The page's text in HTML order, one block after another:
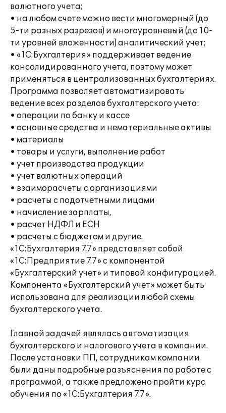
валютного учета;
• на любом счете можно вести многомерный (до
5-ти разных разрезов) и многоуровневый (до 10-
ти уровней вложенности) аналитический учет;
• «1С:Бухгалтерия» поддерживает ведение
консолидированного учета, поэтому может
применяться в централизованных бухгалтериях.
Программа позволяет автоматизировать
ведение всех разделов бухгалтерского учета:
• операции по банку и кассе
• основные средства и нематериальные активы
• материалы
• товары и услуги, выполнение работ
• учет производства продукции
• учет валютных операций
• взаиморасчеты с организациями
• расчеты с подотчетными лицами
• начисление зарплаты,
• расчет НДФЛ и ЕСН
• расчеты с бюджетом и другие.
«1С:Бухгалтерия 7.7» представляет собой
«1С:Предприятие 7.7» с компонентой
«Бухгалтерский учет» и типовой конфигурацией.
Компонента «Бухгалтерский учет» может быть
использована для реализации любой схемы
бухгалтерского учета.
Главной задачей являлась автоматизация
бухгалтерского и налогового учета в компании.
После установки ПП, сотрудникам компании
были даны подробные разъяснения по работе с
программой, а также предложено пройти курс
обучения по «1С:Бухгалтерия 7.7».